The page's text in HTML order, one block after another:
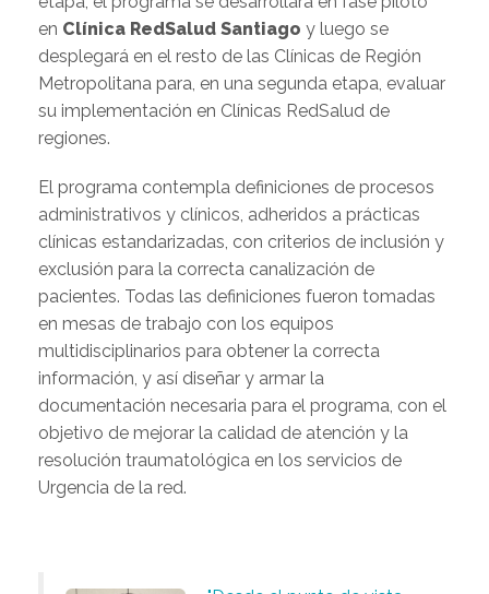
en Clínica RedSalud Santiago y luego se
desplegará en el resto de las Clínicas de Región
Metropolitana para, en una segunda etapa, evaluar
su implementación en Clínicas RedSalud de
regiones.
El programa contempla definiciones de procesos
administrativos y clínicos, adheridos a prácticas
clínicas estandarizadas, con criterios de inclusión y
exclusión para la correcta canalización de
pacientes. Todas las definiciones fueron tomadas
en mesas de trabajo con los equipos
multidisciplinarios para obtener la correcta
información, y así diseñar y armar la
documentación necesaria para el programa, con el
objetivo de mejorar la calidad de atención y la
resolución traumatológica en los servicios de
Urgencia de la red.